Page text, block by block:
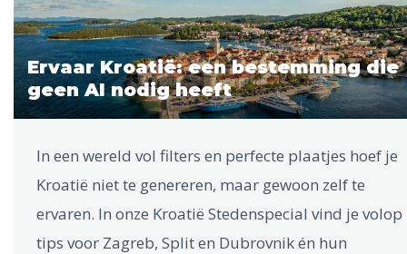
Ervaar Kroatië: een bestemming die
geen AI nodig heeft
In een wereld vol filters en perfecte plaatjes hoef je
Kroatië niet te genereren, maar gewoon zelf te
ervaren. In onze Kroatië Stedenspecial vind je volop
tips voor Zagreb, Split en Dubrovnik én hun